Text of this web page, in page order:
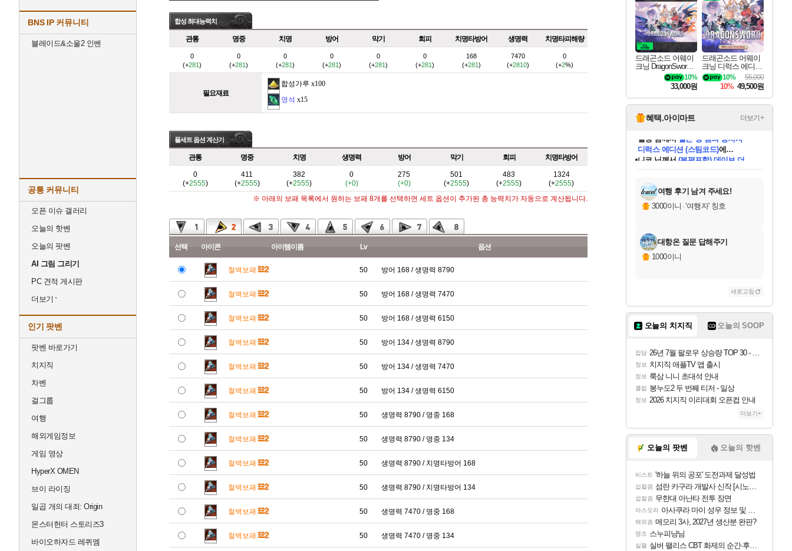
BNS IP 커뮤니티
블레이드&소울2 인벤
공통 커뮤니티
오픈 이슈 갤러리
오늘의 핫벤
오늘의 팟벤
AI 그림 그리기
PC 견적 게시판
더보기
인기 팟벤
팟벤 바로가기
치지직
차벤
걸그룹
여행
해외게임정보
게임 영상
HyperX OMEN
브이 라이징
일곱 개의 대죄: Origin
몬스터헌터 스토리즈3
바이오하자드 레퀴엠
합성 최대능력치
관통 명중 치명 방어 막기 회피 치명타방어 생명력 치명타피해량
0
(+281)
0
(+281)
0
(+281)
0
(+281)
0
(+281)
0
(+281)
168
(+281)
7470
(+2810)
0
(+2%)
필요재료
합성가루 x100
영석 x15
풀세트 옵션 계산기
관통 명중 치명 생명력 방어 막기 회피 치명타방어
0
(+2555)
411
(+2555)
382
(+2555)
0
(+0)
275
(+0)
501
(+2555)
483
(+2555)
1324
(+2555)
※ 아래의 보패 목록에서 원하는 보패 8개를 선택하면 세트 옵션이 추가된 총 능력치가 자동으로 계산됩니다.
선택 아이콘 아이템이름 Lv 옵션
철벽보패 50 방어 168 / 생명력 8790
철벽보패 50 방어 168 / 생명력 7470
철벽보패 50 방어 168 / 생명력 6150
철벽보패 50 방어 134 / 생명력 8790
철벽보패 50 방어 134 / 생명력 7470
철벽보패 50 방어 134 / 생명력 6150
철벽보패 50 생명력 8790 / 명중 168
철벽보패 50 생명력 8790 / 명중 134
철벽보패 50 생명력 8790 / 치명타방어 168
철벽보패 50 생명력 8790 / 치명타방어 134
철벽보패 50 생명력 7470 / 명중 168
철벽보패 50 생명력 7470 / 명중 134
드래곤소드 어웨이
크닝 DragonSword A
10%
33,000원
드래곤소드 어웨이
크닝 디럭스 에디션
DragonSword Awake
ning Deluxe Edition
55,000
10%
10% 49,500원
혜택.아이마트 더보기+
교환.
당첨되셨습니다.
니코 님께서(본편포함) 데이브 더
다이버 인 더 정글 번들 (스팀코드)
당첨되셨습니다.
당첨되셨습니다.
당첨되셨습니다.
당첨되셨습니다.
당첨되셨습니다.
에디션 (스팀코드) 를 교환.
당첨되셨습니다.
여행 후기 남겨 주세요!
3000이니 ·'여행자' 칭호
대항온 질문 답해주기
1000이니
새로고침
오늘의 치지직 오늘의 SOOP
잡담 26년 7월 팔로우 상승량 TOP 30 - 월간 치지직
정보 치지직 애플TV 앱 출시
정보 룩삼 니니 초대석 안내
클립 봉누도2 두 번째 티저 - 일상
정보 2026 치지직 이리대회 오픈컵 안내
더보기+
오늘의 팟벤 오늘의 핫벤
비스트 '하늘 위의 공포' 도전과제 달성법
섭컬겜 섬란 카구라 개발사 신작 [시노비 넥서스] 연내 출시 예정
섭컬겜 무한대 아난타 전투 장면
아스오라 아사쿠라 마이 성우 정보 및 주요 필모
해외겜 메모리 3사, 2027년 생산분 완판?
명조 스누피냥님
실팰 실버 팰리스 CBT 화제의 순간·후기 모음